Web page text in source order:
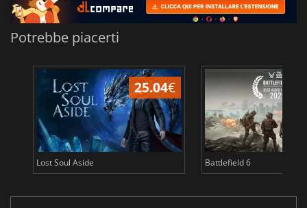
Potrebbe piacerti
25.04€
Lost Soul Aside Battlefield 6